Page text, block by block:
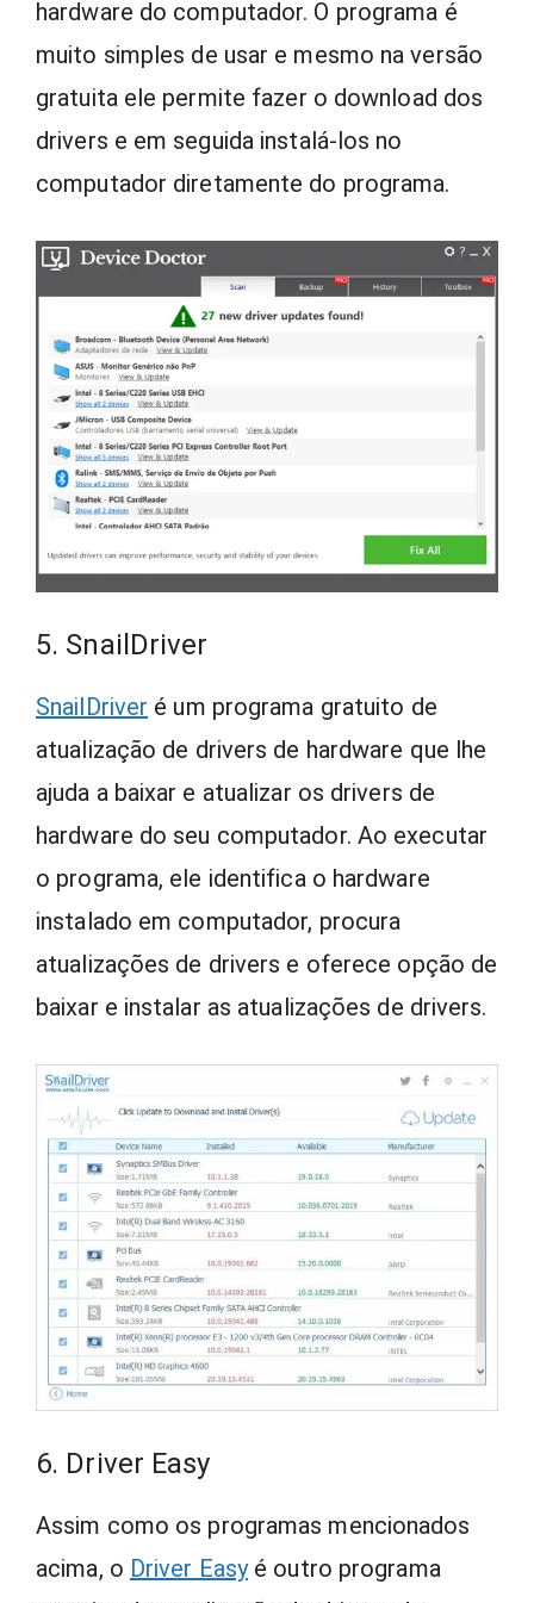
hardware do computador. O programa é
muito simples de usar e mesmo na versão
gratuita ele permite fazer o download dos
drivers e em seguida instalá-los no
computador diretamente do programa.
5. SnailDriver
SnailDriver é um programa gratuito de
atualização de drivers de hardware que lhe
ajuda a baixar e atualizar os drivers de
hardware do seu computador. Ao executar
o programa, ele identifica o hardware
instalado em computador, procura
atualizações de drivers e oferece opção de
baixar e instalar as atualizações de drivers.
6. Driver Easy
Assim como os programas mencionados
acima, o Driver Easyé outro programa